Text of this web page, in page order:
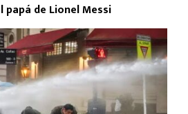
papá de Lionel Messi